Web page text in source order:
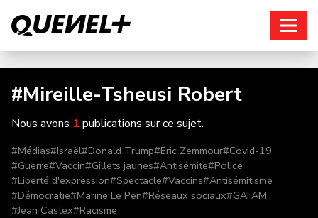
#Mireille-Tsheusi Robert
Nous avons 1 publications sur ce sujet.
#Médias#Israël#Donald Trump#Eric Zemmour#Covid-19
#Guerre#Vaccin#Gillets jaunes#Antisémite#Police
#Liberté d'expression#Spectacle#Vaccins#Antisémitisme
#Démocratie#Marine Le Pen#Réseaux sociaux#GAFAM
#Jean Castex#Racisme